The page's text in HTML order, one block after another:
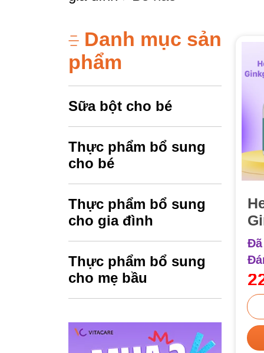
Danh mục sản
phẩm
Sữa bột cho bé
Thực phẩm bổ sung
cho bé
Thực phẩm bổ sung
cho gia đình
Thực phẩm bổ sung
cho mẹ bầu
Đã